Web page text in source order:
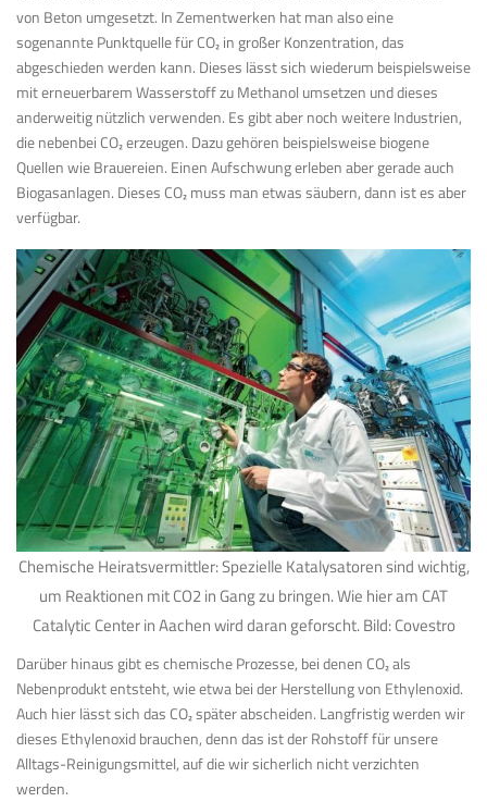
von Beton umgesetzt. In Zementwerken hat man also eine
sogenannte Punktquelle für CO₂in großer Konzentration, das
abgeschieden werden kann. Dieses lässt sich wiederum beispielsweise
mit erneuerbarem Wasserstoff zu Methanol umsetzen und dieses
anderweitig nützlich verwenden. Es gibt aber noch weitere Industrien,
die nebenbei CO₂erzeugen. Dazu gehören beispielsweise biogene
Quellen wie Brauereien. Einen Aufschwung erleben aber gerade auch
Biogasanlagen. Dieses CO₂muss man etwas säubern, dann ist es aber
verfügbar.
Chemische Heiratsvermittler: Spezielle Katalysatoren sind wichtig,
um Reaktionen mit CO2 in Gang zu bringen. Wie hier am CAT
Catalytic Center in Aachen wird daran geforscht. Bild: Covestro
Darüber hinaus gibt es chemische Prozesse, bei denen CO₂als
Nebenprodukt entsteht, wie etwa bei der Herstellung von Ethylenoxid.
Auch hier lässt sich das CO₂später abscheiden. Langfristig werden wir
dieses Ethylenoxid brauchen, denn das ist der Rohstoff für unsere
Alltags-Reinigungsmittel, auf die wir sicherlich nicht verzichten
werden.